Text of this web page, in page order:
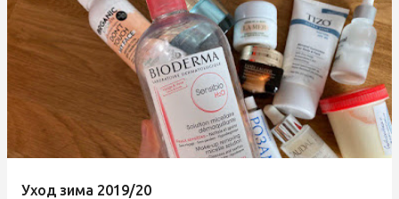
С
о
е
Уход зима 2019/20